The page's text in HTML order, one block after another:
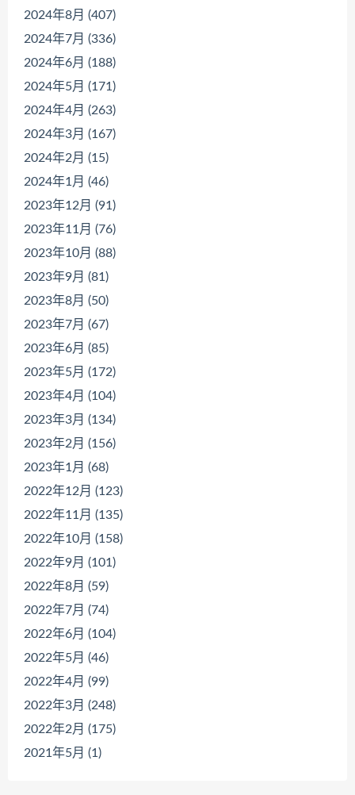
2024年8月 (407)
2024年7月 (336)
2024年6月 (188)
2024年5月 (171)
2024年4月 (263)
2024年3月 (167)
2024年2月 (15)
2024年1月 (46)
2023年12月 (91)
2023年11月 (76)
2023年10月 (88)
2023年9月 (81)
2023年8月 (50)
2023年7月 (67)
2023年6月 (85)
2023年5月 (172)
2023年4月 (104)
2023年3月 (134)
2023年2月 (156)
2023年1月 (68)
2022年12月 (123)
2022年11月 (135)
2022年10月 (158)
2022年9月 (101)
2022年8月 (59)
2022年7月 (74)
2022年6月 (104)
2022年5月 (46)
2022年4月 (99)
2022年3月 (248)
2022年2月 (175)
2021年5月 (1)